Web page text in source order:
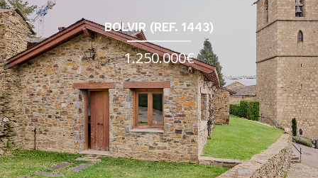
BOLVIR (REF. 1443)
1.250.000€